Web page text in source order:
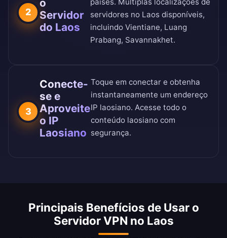
2
o
Servidor
do Laos
países. Múltiplas localizações de
servidores no Laos disponíveis,
incluindo Vientiane, Luang
Prabang, Savannakhet.
3
Conecte-
se e
Aproveite
o IP
Laosiano
Toque em conectar e obtenha
instantaneamente um endereço
IP laosiano. Acesse todo o
conteúdo laosiano com
segurança.
Principais Benefícios de Usar o
Servidor VPN no Laos